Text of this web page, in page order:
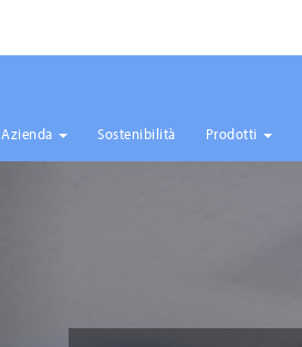
Azienda Sostenibilità Prodotti